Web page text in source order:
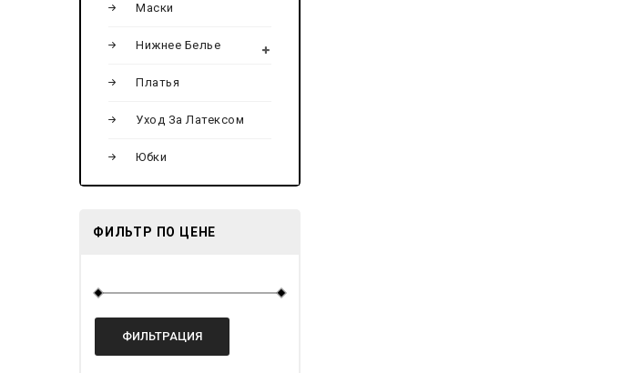
Маски
Нижнее Белье
Платья
Уход За Латексом
Юбки
ФИЛЬТР ПО ЦЕНЕ
ФИЛЬТРАЦИЯ